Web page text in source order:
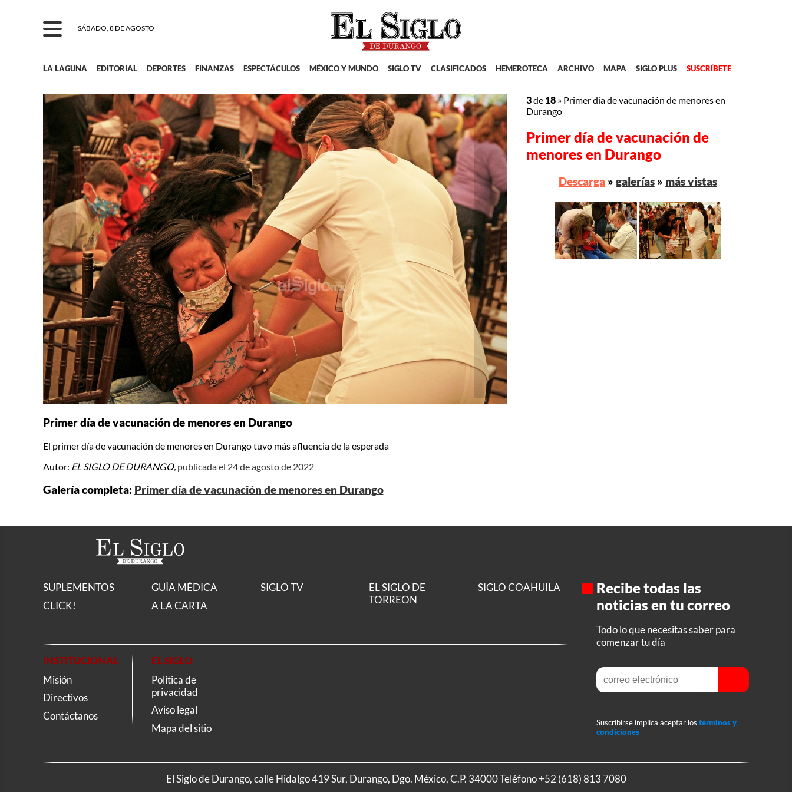
SÁBADO, 8 DE AGOSTO
LA LAGUNA EDITORIAL DEPORTES FINANZAS ESPECTÁCULOS MÉXICO Y MUNDO SIGLO TV CLASIFICADOS HEMEROTECA ARCHIVO MAPA SIGLO PLUS SUSCRÍBETE
Primer día de vacunación de menores en Durango
El primer día de vacunación de menores en Durango tuvo más afluencia de la esperada
Autor: EL SIGLO DE DURANGO, publicada el 24 de agosto de 2022
Galería completa: Primer día de vacunación de menores en Durango
3de 18 » Primer día de vacunación de menores en
Durango
Primer día de vacunación de
menores en Durango
Descarga» galerías» más vistas
SUPLEMENTOS
CLICK!
GUÍA MÉDICA
A LA CARTA
SIGLO TV
EL SIGLO DE
TORREON
SIGLO COAHUILA
INSTITUCIONAL
Misión
Directivos
Contáctanos
EL SIGLO
Política de
privacidad
Aviso legal
Mapa del sitio
Recibe todas las
noticias en tu correo
Todo lo que necesitas saber para
comenzar tu día
Suscribirse implica aceptar los términos y
condiciones
El Siglo de Durango, calle Hidalgo 419 Sur, Durango, Dgo. México, C.P. 34000 Teléfono+52 (618) 813 7080